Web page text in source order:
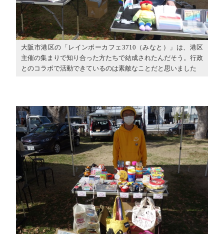
大阪市港区の「レインボーカフェ3710（みなと）」は、港区
主催の集まりで知り合った方たちで結成されたんだそう。行政
とのコラボで活動できているのは素敵なことだと思いました